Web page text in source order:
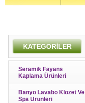
KATEGORİLER
Seramik Fayans
Kaplama Ürünleri
Banyo Lavabo Klozet Ve
Spa Ürünleri